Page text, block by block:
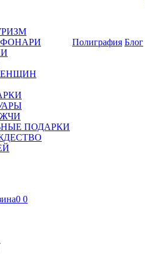
ПОДАРКИ
Полиграфия Блог
0 0